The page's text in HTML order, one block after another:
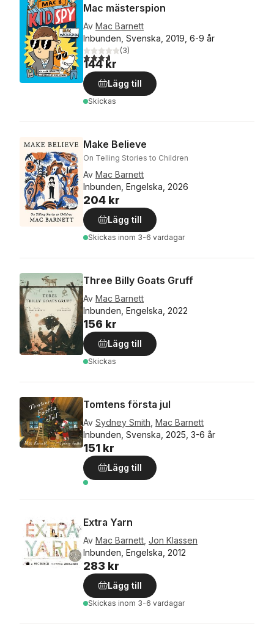
Mac mästerspion
Av Mac Barnett
Inbunden, Svenska, 2019, 6-9 år
3,7utav 5 stjärnor. Totalt antal röster:
(3)
144 kr
Lägg till
Skickas
Make Believe
On Telling Stories to Children
Av Mac Barnett
Inbunden, Engelska, 2026
204 kr
Lägg till
Skickas inom 3-6 vardagar
Three Billy Goats Gruff
Av Mac Barnett
Inbunden, Engelska, 2022
156 kr
Lägg till
Skickas
Tomtens första jul
Av Sydney Smith Mac Barnett
Inbunden, Svenska, 2025, 3-6 år
151 kr
Lägg till
Extra Yarn
Av Mac Barnett Jon Klassen
Inbunden, Engelska, 2012
283 kr
Lägg till
Skickas inom 3-6 vardagar